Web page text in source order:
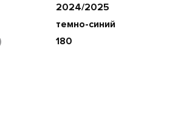
2024/2025
темно-синий
180